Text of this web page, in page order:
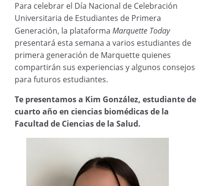
Para celebrar el Día Nacional de Celebración
Universitaria de Estudiantes de Primera
Generación, la plataformaMarquette Today
presentará esta semana a varios estudiantes de
primera generación de Marquette quienes
compartirán sus experiencias y algunos consejos
para futuros estudiantes.
Te presentamos a Kim González, estudiante de
cuarto año en ciencias biomédicas de la
Facultad de Ciencias de la Salud.